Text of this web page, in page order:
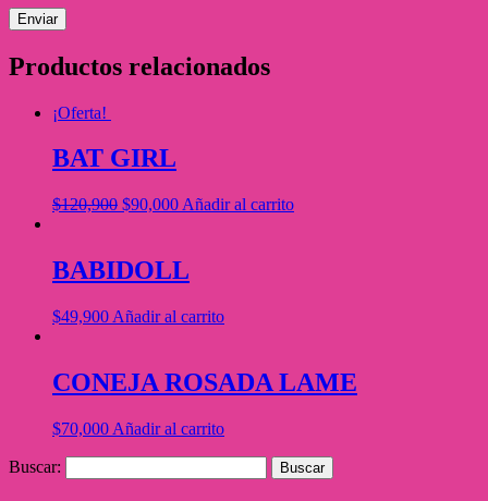
Productos relacionados
¡Oferta!
BAT GIRL
$120,900 $90,000 Añadir al carrito
BABIDOLL
$49,900 Añadir al carrito
CONEJA ROSADA LAME
$70,000 Añadir al carrito
Buscar: